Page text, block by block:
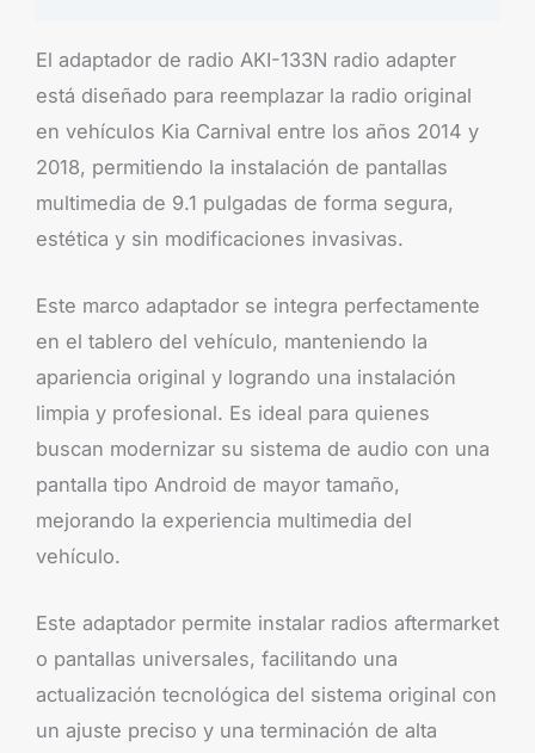
El adaptador de radio AKI-133N radio adapter
está diseñado para reemplazar la radio original
en vehículos Kia Carnival entre los años 2014 y
2018, permitiendo la instalación de pantallas
multimedia de 9.1 pulgadas de forma segura,
estética y sin modificaciones invasivas.
Este marco adaptador se integra perfectamente
en el tablero del vehículo, manteniendo la
apariencia original y logrando una instalación
limpia y profesional. Es ideal para quienes
buscan modernizar su sistema de audio con una
pantalla tipo Android de mayor tamaño,
mejorando la experiencia multimedia del
vehículo.
Este adaptador permite instalar radios aftermarket
o pantallas universales, facilitando una
actualización tecnológica del sistema original con
un ajuste preciso y una terminación de alta